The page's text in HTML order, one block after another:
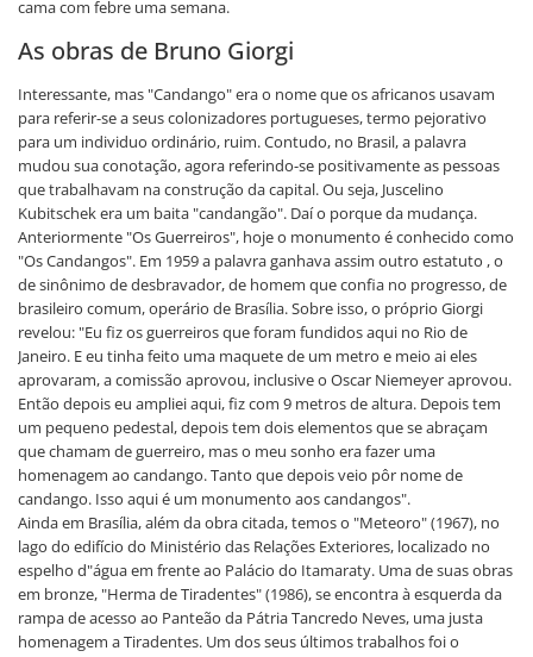
cama com febre uma semana.
As obras de Bruno Giorgi
Interessante, mas "Candango" era o nome que os africanos usavam
para referir-se a seus colonizadores portugueses, termo pejorativo
para um individuo ordinário, ruim. Contudo, no Brasil, a palavra
mudou sua conotação, agora referindo-se positivamente as pessoas
que trabalhavam na construção da capital. Ou seja, Juscelino
Kubitschek era um baita "candangão". Daí o porque da mudança.
Anteriormente "Os Guerreiros", hoje o monumento é conhecido como
"Os Candangos". Em 1959 a palavra ganhava assim outro estatuto , o
de sinônimo de desbravador, de homem que confia no progresso, de
brasileiro comum, operário de Brasília. Sobre isso, o próprio Giorgi
revelou: "Eu fiz os guerreiros que foram fundidos aqui no Rio de
Janeiro. E eu tinha feito uma maquete de um metro e meio ai eles
aprovaram, a comissão aprovou, inclusive o Oscar Niemeyer aprovou.
Então depois eu ampliei aqui, fiz com 9 metros de altura. Depois tem
um pequeno pedestal, depois tem dois elementos que se abraçam
que chamam de guerreiro, mas o meu sonho era fazer uma
homenagem ao candango. Tanto que depois veio pôr nome de
candango. Isso aqui é um monumento aos candangos".
Ainda em Brasília, além da obra citada, temos o "Meteoro" (1967), no
lago do edifício do Ministério das Relações Exteriores, localizado no
espelho d"água em frente ao Palácio do Itamaraty. Uma de suas obras
em bronze, "Herma de Tiradentes" (1986), se encontra à esquerda da
rampa de acesso ao Panteão da Pátria Tancredo Neves, uma justa
homenagem a Tiradentes. Um dos seus últimos trabalhos foi o